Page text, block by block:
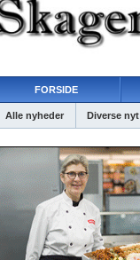
FORSIDE
Alle nyheder Diverse nyt